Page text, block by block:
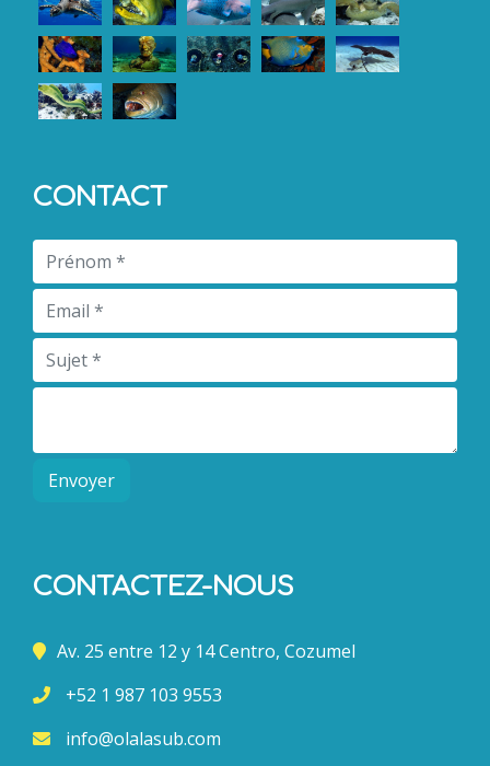
CONTACT
Envoyer
CONTACTEZ-NOUS
Av. 25 entre 12 y 14 Centro, Cozumel
+52 1 987 103 9553
info@olalasub.com